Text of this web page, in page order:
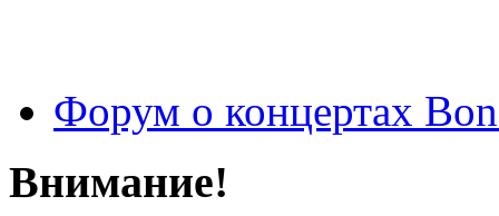
Форум о концертах
Внимание!